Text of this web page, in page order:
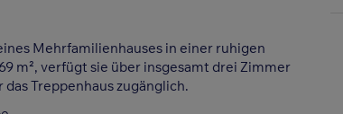
Mehrfamilienhauses in einer ruhigen
m², verfügt sie über insgesamt drei Zimmer
Treppenhaus zugänglich.